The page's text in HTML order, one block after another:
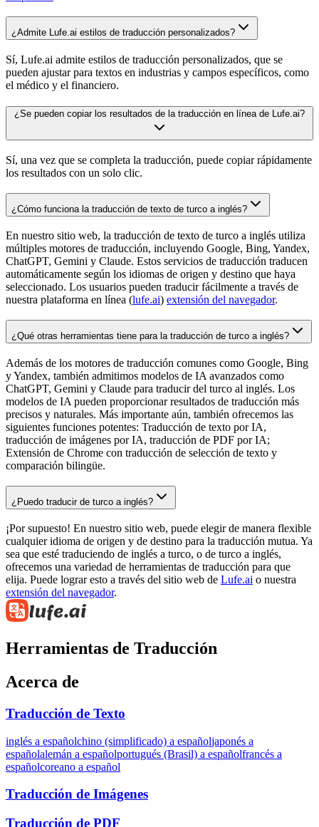
¿Admite Lufe.ai estilos de traducción personalizados?
Sí, Lufe.ai admite estilos de traducción personalizados, que se
pueden ajustar para textos en industrias y campos específicos, como
el médico y el financiero.
¿Se pueden copiar los resultados de la traducción en línea de Lufe.ai?
Sí, una vez que se completa la traducción, puede copiar rápidamente
los resultados con un solo clic.
¿Cómo funciona la traducción de texto de turco a inglés?
En nuestro sitio web, la traducción de texto de turco a inglés utiliza
múltiples motores de traducción, incluyendo Google, Bing, Yandex,
ChatGPT, Gemini y Claude. Estos servicios de traducción traducen
automáticamente según los idiomas de origen y destino que haya
seleccionado. Los usuarios pueden traducir fácilmente a través de
nuestra plataforma en línea (lufe.ai) extensión del navegador.
¿Qué otras herramientas tiene para la traducción de turco a inglés?
Además de los motores de traducción comunes como Google, Bing
y Yandex, también admitimos modelos de IA avanzados como
ChatGPT, Gemini y Claude para traducir del turco al inglés. Los
modelos de IA pueden proporcionar resultados de traducción más
precisos y naturales. Más importante aún, también ofrecemos las
siguientes funciones potentes: Traducción de texto por IA,
traducción de imágenes por IA, traducción de PDF por IA;
Extensión de Chrome con traducción de selección de texto y
comparación bilingüe.
¿Puedo traducir de turco a inglés?
¡Por supuesto! En nuestro sitio web, puede elegir de manera flexible
cualquier idioma de origen y de destino para la traducción mutua. Ya
sea que esté traduciendo de inglés a turco, o de turco a inglés,
ofrecemos una variedad de herramientas de traducción para que
elija. Puede lograr esto a través del sitio web de Lufe.ai o nuestra
extensión del navegador.
Herramientas de Traducción
Acerca de
Traducción de Texto
inglés a españolchino (simplificado) a españoljaponés a
españolalemán a españolportugués (Brasil) a españolfrancés a
españolcoreano a español
Traducción de Imágenes
Traducción de PDF